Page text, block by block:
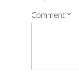
Comment *